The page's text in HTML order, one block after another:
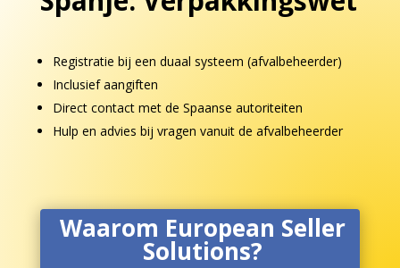
Registratie bij een duaal systeem (afvalbeheerder)
Inclusief aangiften
Direct contact met de Spaanse autoriteiten
Hulp en advies bij vragen vanuit de afvalbeheerder
Waarom European Seller
Solutions?